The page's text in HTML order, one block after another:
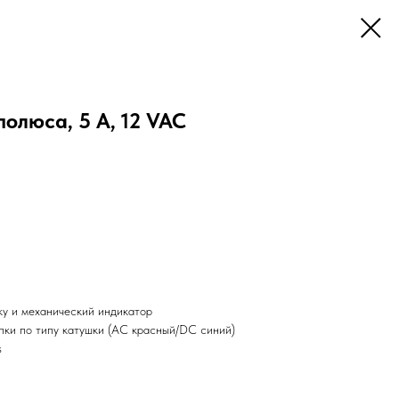
5 А, 12 VAC
и механический индикатор
по типу катушки (AC красный/DC синий)